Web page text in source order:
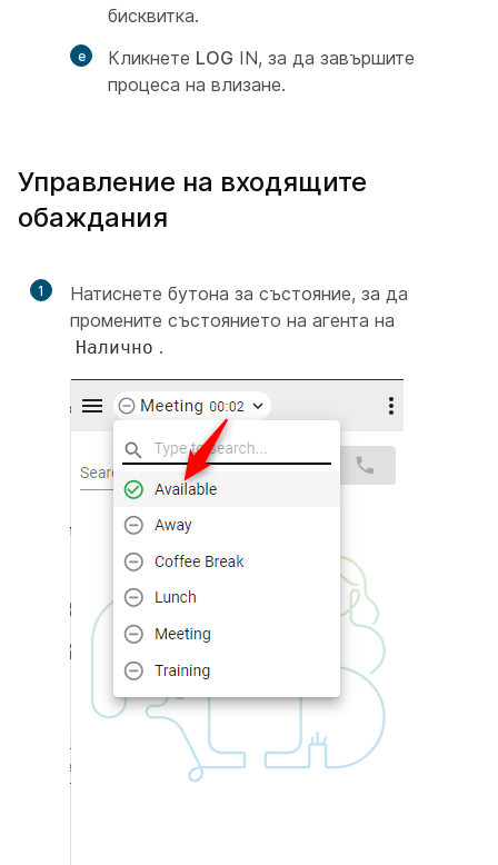
бисквитка.
Кликнете LOG IN, за да завършите
процеса на влизане.
Управление на входящите
обаждания
1
Натиснете бутона за състояние, за да
промените състоянието на агента на
Налично .